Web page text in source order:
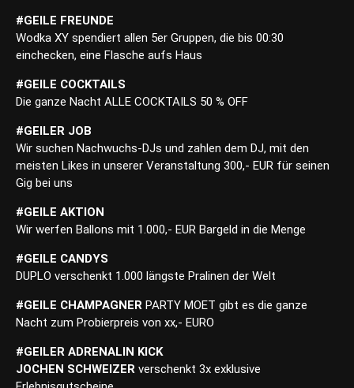
#GEILE FREUNDE
Wodka XY spendiert allen 5er Gruppen, die bis 00:30
einchecken, eine Flasche aufs Haus
#GEILE COCKTAILS
Die ganze Nacht ALLE COCKTAILS 50 % OFF
#GEILER JOB
Wir suchen Nachwuchs-DJs und zahlen dem DJ, mit den
meisten Likes in unserer Veranstaltung 300,- EUR für seinen
Gig bei uns
#GEILE AKTION
Wir werfen Ballons mit 1.000,- EUR Bargeld in die Menge
#GEILE CANDYS
DUPLO verschenkt 1.000 längste Pralinen der Welt
#GEILE CHAMPAGNER PARTY MOET gibt es die ganze
Nacht zum Probierpreis von xx,- EURO
#GEILER ADRENALIN KICK
JOCHEN SCHWEIZER verschenkt 3x exklusive